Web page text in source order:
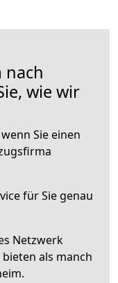
nach
wie wir
wenn Sie einen
für Sie genau
Netzwerk
als manch